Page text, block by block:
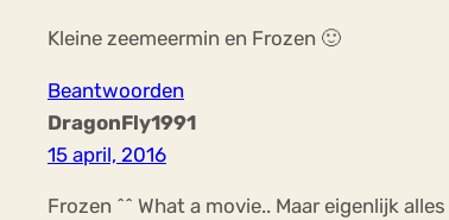
Kleine zeemeermin en Frozen 🙂
Beantwoorden
DragonFly1991
15 april, 2016
Frozen ^^ What a movie.. Maar eigenlijk